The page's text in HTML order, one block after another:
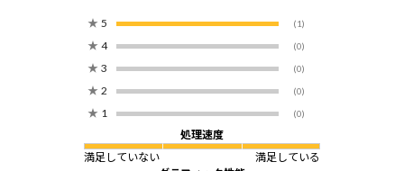
★ 5 (1)
★ 4 (0)
★ 3 (0)
★ 2 (0)
★ 1 (0)
処理速度
満足していない
満足している